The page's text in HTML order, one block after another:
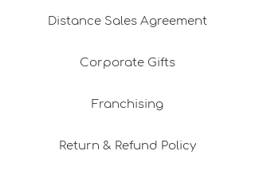
Distance Sales Agreement
Corporate Gifts
Franchising
Return & Refund Policy